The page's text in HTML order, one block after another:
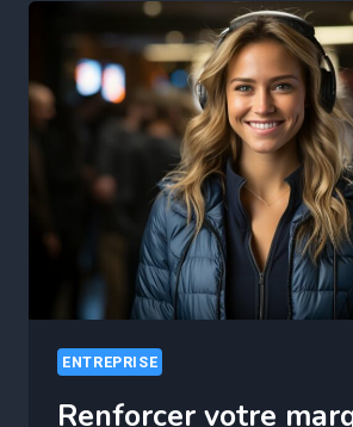
SECOURS
DES
ENTREPRISES
EN
TEMPS
DE
CRISE
:
ÉTUDES
DE
CAS
ENTREPRISE
Renforcer votre